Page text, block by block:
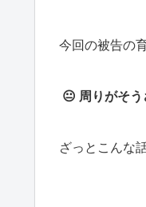
今回の被告の
😐 周りがそ
ざっとこんな